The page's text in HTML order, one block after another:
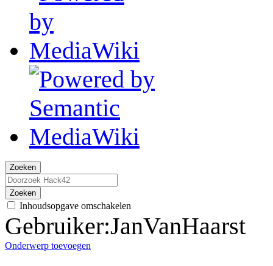
Zoeken
Zoeken
Inhoudsopgave omschakelen
Gebruiker:JanVanHaarst
Onderwerp toevoegen